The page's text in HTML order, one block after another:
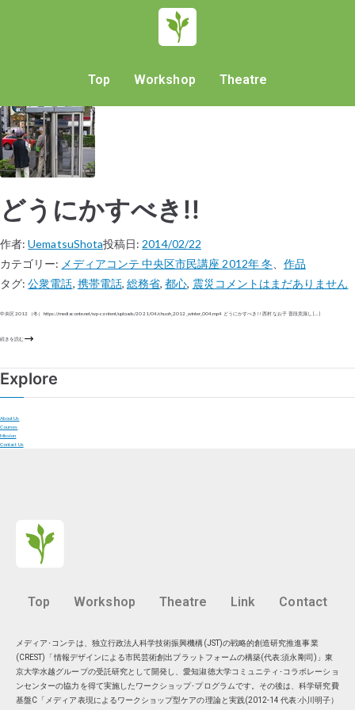
Top Workshop Theatre
どうにかすべき!!
作者:UematsuShota投稿日: 2014/02/22
カテゴリー: メディアコンテ 中央区市民講座 2012年 冬
作品
タグ:公衆電話, 携帯電話, 総務省,都心, 震災 コメントはまだありません
中央区 2012（冬） https://mediaconte.net/wp-content/uploads/2021/04/chuoh_2012_winter_004.mp4 どうにかすべき!! 西村 なお子 普段意識し […]
続きを読む
Explore
About Us
Courses
Mission
Contact Us
Top Workshop Theatre Link Contact
メディア･コンテは、独立行政法人科学技術振興機構(JST)の戦略的創造研究推進事業
(CREST)「情報デザインによる市民芸術創出プラットフォームの構築(代表:須永剛司)」東
京大学水越グループの受託研究として開発し、愛知淑徳大学コミュニティ･コラボレーショ
ンセンターの協力を得て実施したワークショップ･プログラムです。その後は、科学研究費
基盤C「メディア表現によるワークショップ型ケアの理論と実践(2012-14 代表:小川明子）